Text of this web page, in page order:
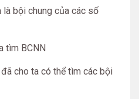
là bội chung của các số
tìm BCNN
cho ta có thể tìm các bội